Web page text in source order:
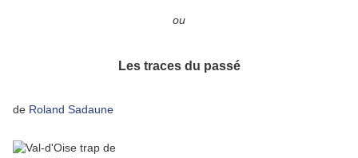
ou
Les traces du passé
de Roland Sadaune